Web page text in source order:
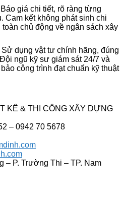
Báo giá chi tiết, rõ ràng từng
Cam kết không phát sinh chi
chủ động về ngân sách xây
Sử dụng vật tư chính hãng, đúng
ngũ kỹ sư giám sát 24/7 và
công trình đạt chuẩn kỹ thuật
KẾ & THI CÔNG XÂY DỰNG
– 0942 70 5678
– P. Trường Thi – TP. Nam